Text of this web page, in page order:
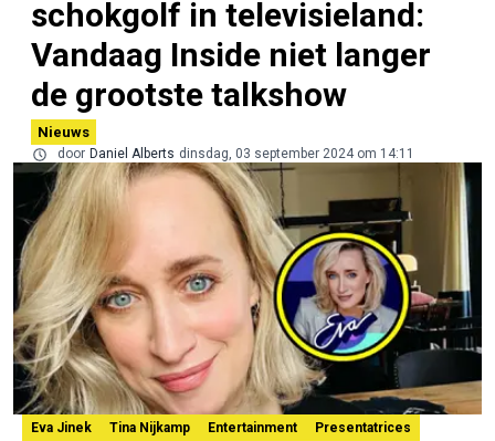
schokgolf in televisieland:
Vandaag Inside niet langer
de grootste talkshow
Nieuws
door Daniel Alberts dinsdag, 03 september 2024 om 14:11
Eva Jinek Tina Nijkamp Entertainment
Presentatrices